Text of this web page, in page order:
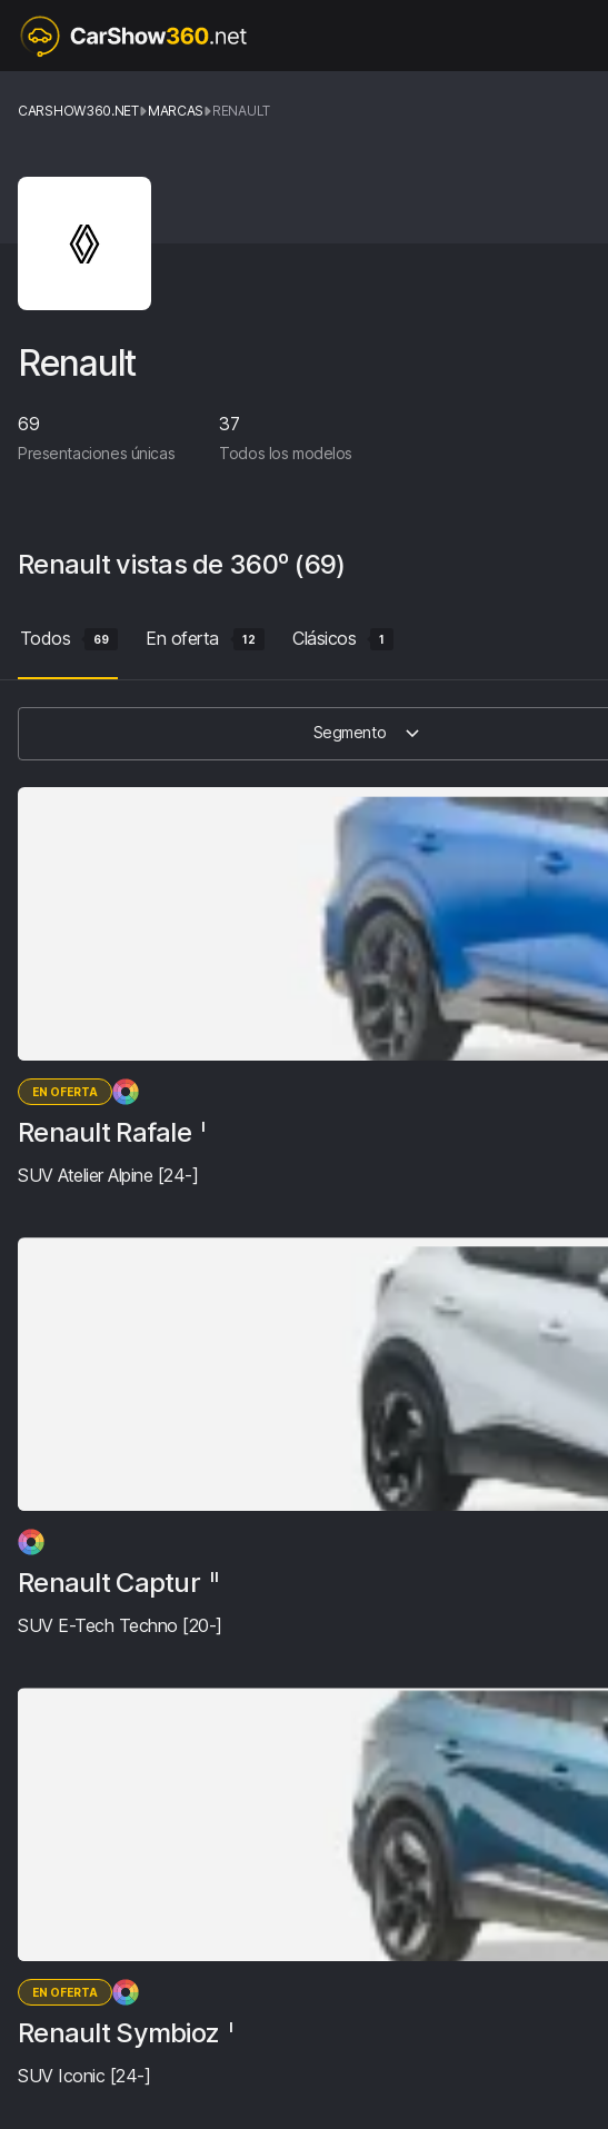
CARSHOW360.NET MARCAS RENAULT
Renault
69
Presentaciones únicas
37
Todos los modelos
Renaultvistas de 360º (69)
Todos 69 En oferta 12 Clásicos 1
Segmento
EN OFERTA
Renault Rafale I
SUV Atelier Alpine [24-]
Renault Captur II
SUV E-Tech Techno [20-]
EN OFERTA
Renault Symbioz I
SUV Iconic [24-]